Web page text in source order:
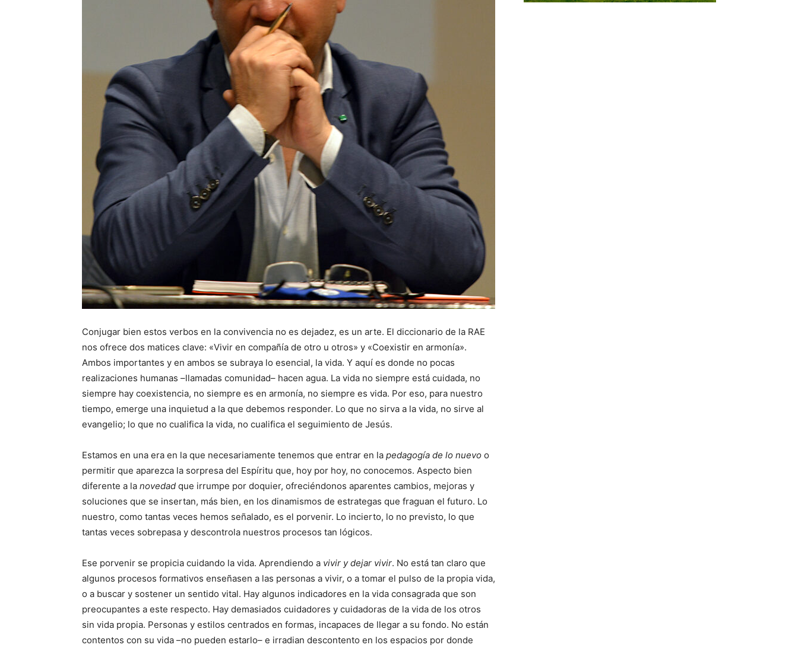
Conjugar bien estos verbos en la convivencia no es dejadez, es un arte. El diccionario de la RAE
nos ofrece dos matices clave: «Vivir en compañía de otro u otros» y «Coexistir en armonía».
Ambos importantes y en ambos se subraya lo esencial, la vida. Y aquí es donde no pocas
realizaciones humanas –llamadas comunidad– hacen agua. La vida no siempre está cuidada, no
siempre hay coexistencia, no siempre es en armonía, no siempre es vida. Por eso, para nuestro
tiempo, emerge una inquietud a la que debemos responder. Lo que no sirva a la vida, no sirve al
evangelio; lo que no cualifica la vida, no cualifica el seguimiento de Jesús.
Estamos en una era en la que necesariamente tenemos que entrar en la pedagogía de lo nuevo o
permitir que aparezca la sorpresa del Espíritu que, hoy por hoy, no conocemos. Aspecto bien
diferente a la novedad que irrumpe por doquier, ofreciéndonos aparentes cambios, mejoras y
soluciones que se insertan, más bien, en los dinamismos de estrategas que fraguan el futuro. Lo
nuestro, como tantas veces hemos señalado, es el porvenir. Lo incierto, lo no previsto, lo que
tantas veces sobrepasa y descontrola nuestros procesos tan lógicos.
Ese porvenir se propicia cuidando la vida. Aprendiendo a vivir y dejar vivir. No está tan claro que
algunos procesos formativos enseñasen a las personas a vivir, o a tomar el pulso de la propia vida,
o a buscar y sostener un sentido vital. Hay algunos indicadores en la vida consagrada que son
preocupantes a este respecto. Hay demasiados cuidadores y cuidadoras de la vida de los otros
sin vida propia. Personas y estilos centrados en formas, incapaces de llegar a su fondo. No están
contentos con su vida –no pueden estarlo– e irradian descontento en los espacios por donde